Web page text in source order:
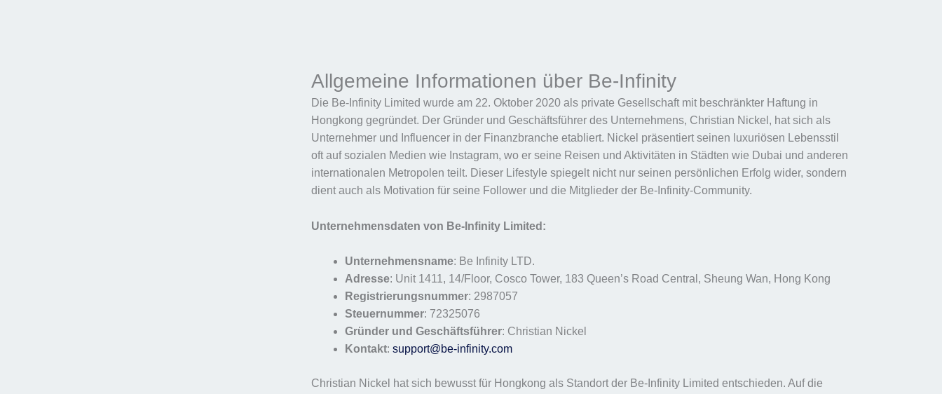
Allgemeine Informationen über Be-Infinity
Die Be-Infinity Limited wurde am 22. Oktober 2020 als private Gesellschaft mit beschränkter Haftung in
Hongkong gegründet. Der Gründer und Geschäftsführer des Unternehmens, Christian Nickel, hat sich als
Unternehmer und Influencer in der Finanzbranche etabliert. Nickel präsentiert seinen luxuriösen Lebensstil
oft auf sozialen Medien wie Instagram, wo er seine Reisen und Aktivitäten in Städten wie Dubai und anderen
internationalen Metropolen teilt. Dieser Lifestyle spiegelt nicht nur seinen persönlichen Erfolg wider, sondern
dient auch als Motivation für seine Follower und die Mitglieder der Be-Infinity-Community.
Unternehmensdaten von Be-Infinity Limited:
Unternehmensname: Be Infinity LTD.
Adresse: Unit 1411, 14/Floor, Cosco Tower, 183 Queen’s Road Central, Sheung Wan, Hong Kong
Registrierungsnummer: 2987057
Steuernummer: 72325076
Gründer und Geschäftsführer: Christian Nickel
Kontakt: support@be-infinity.com
Christian Nickel hat sich bewusst für Hongkong als Standort der Be-Infinity Limited entschieden. Auf die